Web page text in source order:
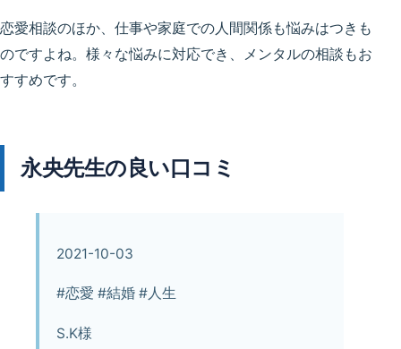
恋愛相談のほか、仕事や家庭での人間関係も悩みはつきも
のですよね。様々な悩みに対応でき、メンタルの相談もお
すすめです。
永央先生の良い口コミ
2021-10-03
#恋愛 #結婚 #人生
S.K様